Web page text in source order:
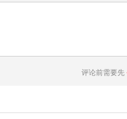
评论前需要先